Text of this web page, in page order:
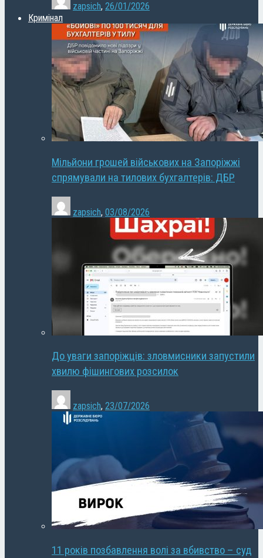
zapsich, 26/01/2026
Кримінал
Мільйони грошей військових на Запоріжжі
спрямували на тилових бухгалтерів: ДБР
zapsich, 03/08/2026
До уваги запоріжців: зловмисники запустили
хвилю фішингових розсилок
zapsich, 23/07/2026
11 років позбавлення волі за вбивство – суд